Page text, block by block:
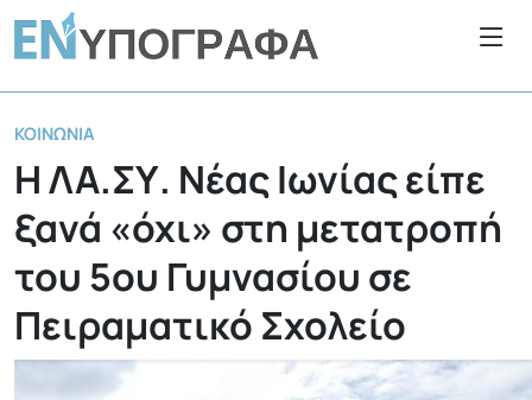
ΚΟΙΝΩΝΊΑ
Η ΛΑ.ΣΥ. Νέας Ιωνίας είπε
ξανά «όχι» στη μετατροπή
του 5ου Γυμνασίου σε
Πειραματικό Σχολείο